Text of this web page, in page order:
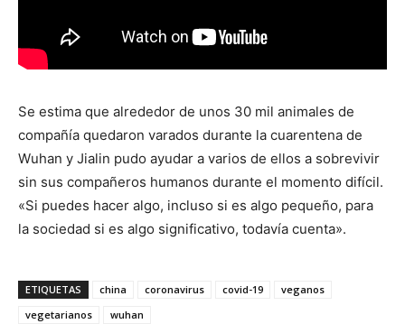
Se estima que alrededor de unos 30 mil animales de
compañía quedaron varados durante la cuarentena de
Wuhan y Jialin pudo ayudar a varios de ellos a sobrevivir
sin sus compañeros humanos durante el momento difícil.
«Si puedes hacer algo, incluso si es algo pequeño, para
la sociedad si es algo significativo, todavía cuenta».
ETIQUETAS china coronavirus covid-19
veganos
vegetarianos
wuhan